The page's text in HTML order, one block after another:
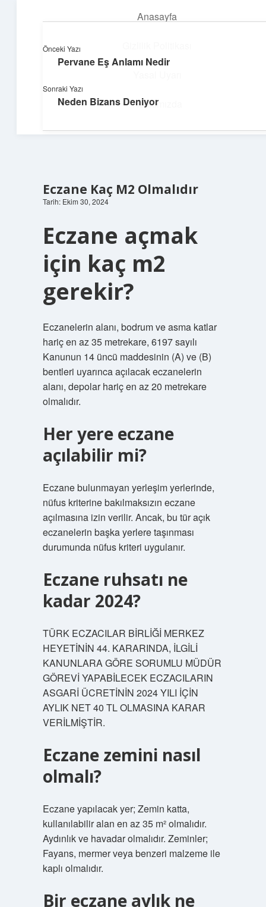
Anasayfa
Hakkımızda
Huzurlu Yaşam Tüyoları
Hayatına ferahlık katan öneriler!
Eczane Kaç M2 Olmalıdır
Tarih: Ekim 30, 2024
Eczane açmak
için kaç m2
gerekir?
Eczanelerin alanı, bodrum ve asma katlar
hariç en az 35 metrekare, 6197 sayılı
Kanunun 14 üncü maddesinin (A) ve (B)
bentleri uyarınca açılacak eczanelerin
alanı, depolar hariç en az 20 metrekare
olmalıdır.
Her yere eczane
açılabilir mi?
Eczane bulunmayan yerleşim yerlerinde,
nüfus kriterine bakılmaksızın eczane
açılmasına izin verilir. Ancak, bu tür açık
eczanelerin başka yerlere taşınması
durumunda nüfus kriteri uygulanır.
Eczane ruhsatı ne
kadar 2024?
TÜRK ECZACILAR BİRLİĞİ MERKEZ
HEYETİNİN 44. KARARINDA, İLGİLİ
KANUNLARA GÖRE SORUMLU MÜDÜR
GÖREVİ YAPABİLECEK ECZACILARIN
ASGARİ ÜCRETİNİN 2024 YILI İÇİN
AYLIK NET 40 TL OLMASINA KARAR
VERİLMİŞTİR.
Eczane zemini nasıl
olmalı?
Eczane yapılacak yer; Zemin katta,
kullanılabilir alan en az 35 m² olmalıdır.
Aydınlık ve havadar olmalıdır. Zeminler;
Fayans, mermer veya benzeri malzeme ile
kaplı olmalıdır.
Bir eczane aylık ne
Önceki Yazı
Pervane Eş Anlamı Nedir
Sonraki Yazı
Neden Bizans Deniyor